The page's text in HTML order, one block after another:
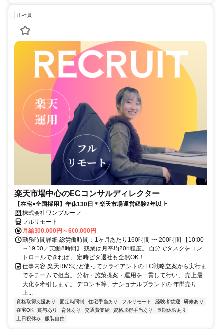
正社員
楽天市場中心のECコンサルディレクター
【在宅×全国採用】年休130日＊楽天市場運営経験2年以上
株式会社ワンプルーフ
フルリモート
月給300,000円～600,000円
勤務時間詳細 総労働時間：1ヶ月あたり160時間 〜 200時間 【10:00
～19:00／実働8時間】 残業は月平均20h程度。 自分でタスクをコン
トロールできれば、 定時ピタ退社も全然OK！...
仕事内容 楽天RMSなど使ってクライアントの EC戦略立案から実行ま
でをチームで担当。 分析・施策提案・運用を一貫して行い、 売上最
大化を牽引します。 デロンギ等、ナショナルブランドの 年間売り
上...
資格取得支援あり 固定時間制 住宅手当あり フルリモート 経験者歓迎
研修あり
在宅OK
賞与あり 育休あり 交通費支給 資格取得手当あり
長期休暇あり
土日祝休み
服装自由